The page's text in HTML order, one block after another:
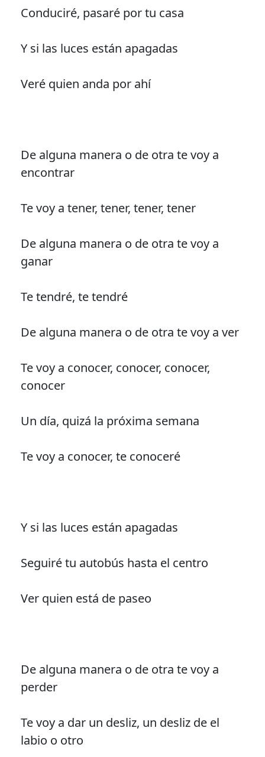
Conduciré, pasaré por tu casa
Y si las luces están apagadas
Veré quien anda por ahí
De alguna manera o de otra te voy a
encontrar
Te voy a tener, tener, tener, tener
De alguna manera o de otra te voy a
ganar
Te tendré, te tendré
De alguna manera o de otra te voy a ver
Te voy a conocer, conocer, conocer,
conocer
Un día, quizá la próxima semana
Te voy a conocer, te conoceré
Y si las luces están apagadas
Seguiré tu autobús hasta el centro
Ver quien está de paseo
De alguna manera o de otra te voy a
perder
Te voy a dar un desliz, un desliz de el
labio o otro